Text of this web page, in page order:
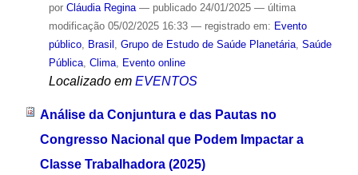
por Cláudia Regina — publicado24/01/2025 — última
modificação05/02/2025 16:33 — registrado em: Evento
público, Brasil Grupo de Estudo de Saúde Planetária, Saúde
Pública, Clima, Evento online
Localizado em EVENTOS
Análise da Conjuntura e das Pautas no
Congresso Nacional que Podem Impactar a
Classe Trabalhadora (2025)